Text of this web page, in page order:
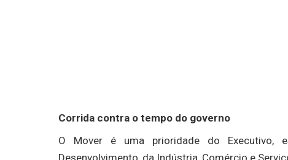
Corrida contra o tempo do governo
O Mover é uma prioridade do Executivo,
Desenvolvimento, da Indústria, Comércio e